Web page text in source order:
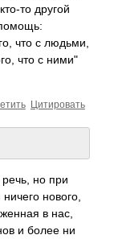
то другой
что с людьми,
что с ними"
Цитировать
речь, но при
нового,
в нас,
и более ни